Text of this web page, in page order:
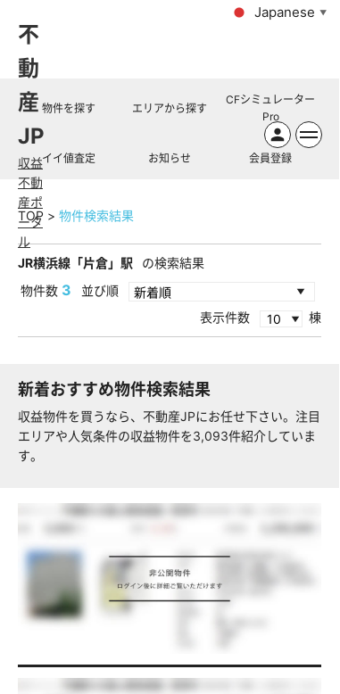
不
動
産
JP
収益
不動
産ポ
ータ
ル
Japanese ▼
物件を探す エリアから探す
CFシミュレーター
Pro
イイ値査定 お知らせ 会員登録
TOP 物件検索結果
JR横浜線「片倉」駅
の検索結果
物件数 3
並び順
表示件数
棟
新着おすすめ物件検索結果
収益物件を買うなら、不動産JPにお任せ下さい。注目
エリアや人気条件の収益物件を3,093件紹介していま
す。